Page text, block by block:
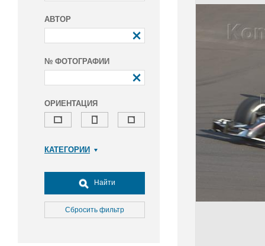
АВТОР
№ ФОТОГРАФИИ
ОРИЕНТАЦИЯ
КАТЕГОРИИ
Досуг, туризм и отдых
Культура
Медицина
Найти
Сбросить фильтр